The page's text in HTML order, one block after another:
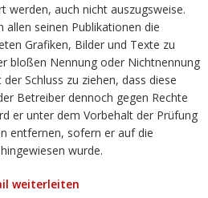
werden, auch nicht auszugsweise.
seinen Publikationen die
Grafiken, Bilder und Texte zu
bloßen Nennung oder Nichtnennung
Schluss zu ziehen, dass diese
Betreiber dennoch gegen Rechte
er unter dem Vorbehalt der Prüfung
entfernen, sofern er auf die
wurde.
weiterleiten